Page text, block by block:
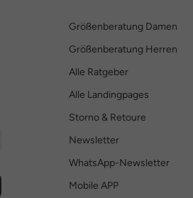
Größenberatung Damen
Größenberatung Herren
Alle Ratgeber
Alle Landingpages
Storno & Retoure
Newsletter
WhatsApp-Newsletter
Mobile APP